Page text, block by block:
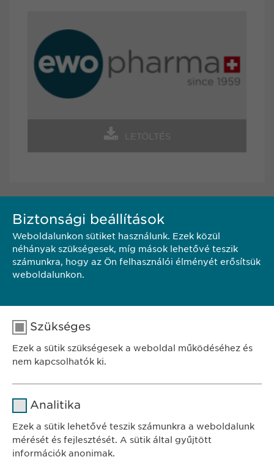
LETÖLTÉS
KAPCSOLAT
Ewopharma Hungary Kft.
1122 Budapest
Városmajor u. 13.
Telefon.: +36-1/200-4650
E-mail:pr@ewopharma.com
Ewopharma Hungary Kft.
1122 Budapest
Városmajor u. 13.
Biztonsági beállítások
Weboldalunkon sütiket használunk. Ezek közül
néhányak szükségesek, míg mások lehetővé teszik
számunkra, hogy az Ön felhasználói élményét erősítsük
weboldalunkon.
Szükséges
Ezek a sütik szükségesek a weboldal működéséhez és
nem kapcsolhatók ki.
Időtartam
Analitika
Ezek a sütik lehetővé teszik számunkra a weboldalunk
mérését és fejlesztését. A sütik által gyűjtött
információk anonimak.